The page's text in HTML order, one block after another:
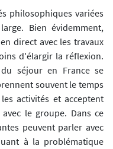
philosophiques variées
Bien évidemment,
direct avec les travaux
d'élargir la réflexion.
séjour en France se
souvent le temps
activités et acceptent
le groupe. Dans ce
peuvent parler avec
à la problématique